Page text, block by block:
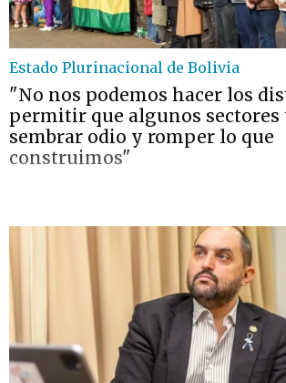
Estado Plurinacional de Bolivia
"No nos podemos hacer los
permitir que algunos sectores
sembrar odio y romper lo que
construimos"